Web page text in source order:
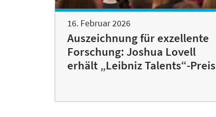
16. Februar 2026
Auszeichnung für exzellente
Forschung: Joshua Lovell
erhält „Leibniz Talents“-Preis